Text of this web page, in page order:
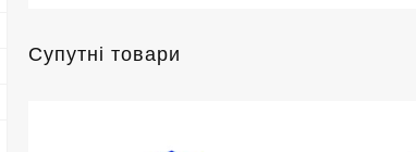
Супутні товари